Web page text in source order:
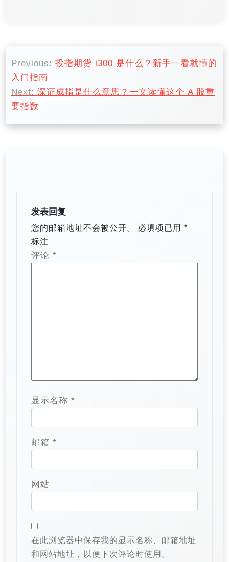
章
导
航
Previous: 投指期货 i300 是什么？新手一看就懂的
入门指南​
Next: 深证成指是什么意思？一文读懂这个 A 股重
要指数
发表回复
您的邮箱地址不会被公开。 必填项已用 *
标注
评论 *
显示名称 *
邮箱 *
网站
在此浏览器中保存我的显示名称、邮箱地址
和网站地址，以便下次评论时使用。